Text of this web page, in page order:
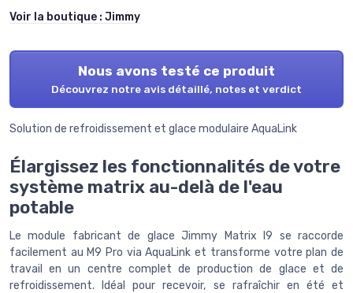
Voir la boutique : Jimmy
Nous avons testé ce produit
Découvrez notre avis détaillé, notes et verdict
Solution de refroidissement et glace modulaire AquaLink
Élargissez les fonctionnalités de votre
système matrix au-delà de l'eau
potable
Le module fabricant de glace Jimmy Matrix I9 se raccorde
facilement au M9 Pro via AquaLink et transforme votre plan de
travail en un centre complet de production de glace et de
refroidissement. Idéal pour recevoir, se rafraîchir en été et